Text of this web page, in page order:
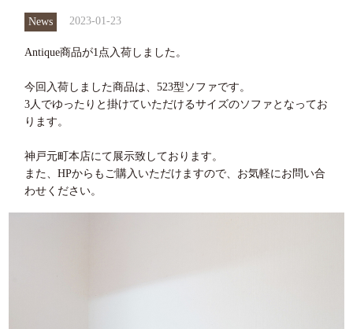
News 2023-01-23
Antique商品が1点入荷しました。
今回入荷しました商品は、523型ソファです。
3人でゆったりと掛けていただけるサイズのソファとなってお
ります。
神戸元町本店にて展示致しております。
また、HPからもご購入いただけますので、お気軽にお問い合
わせください。